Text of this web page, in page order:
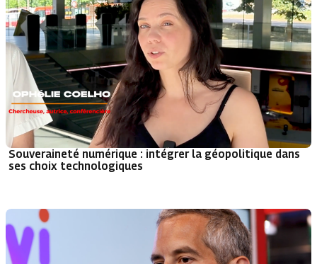
Souveraineté numérique : intégrer la géopolitique dans
ses choix technologiques